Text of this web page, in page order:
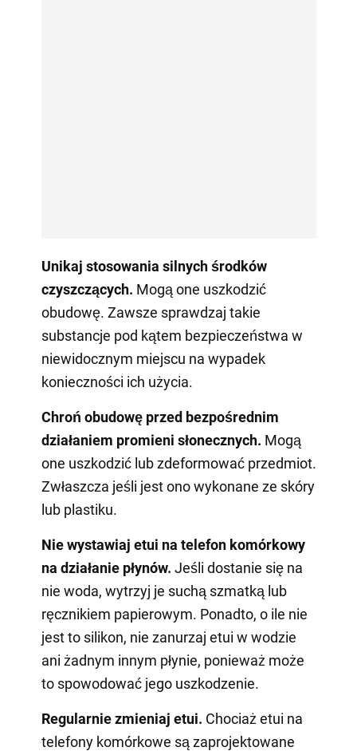
Unikaj stosowania silnych środków
czyszczących. Mogą one uszkodzić
obudowę. Zawsze sprawdzaj takie
substancje pod kątem bezpieczeństwa w
niewidocznym miejscu na wypadek
konieczności ich użycia.
Chroń obudowę przed bezpośrednim
działaniem promieni słonecznych. Mogą
one uszkodzić lub zdeformować przedmiot.
Zwłaszcza jeśli jest ono wykonane ze skóry
lub plastiku.
Nie wystawiaj etui na telefon komórkowy
na działanie płynów. Jeśli dostanie się na
nie woda, wytrzyj je suchą szmatką lub
ręcznikiem papierowym. Ponadto, o ile nie
jest to silikon, nie zanurzaj etui w wodzie
ani żadnym innym płynie, ponieważ może
to spowodować jego uszkodzenie.
Regularnie zmieniaj etui. Chociaż etui na
telefony komórkowe są zaprojektowane